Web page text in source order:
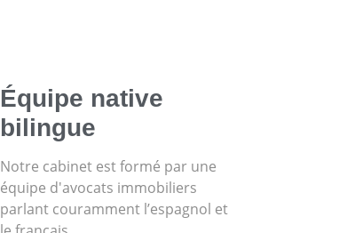
Équipe native
bilingue
Notre cabinet est formé par une
équipe d'avocats immobiliers
parlant couramment l’espagnol et